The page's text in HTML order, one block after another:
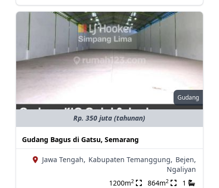
Gudang
Rp. 350 juta (tahunan)
Gudang Bagus di Gatsu, Semarang
Jawa Tengah, Kabupaten Temanggung, Bejen,
Ngaliyan
1200m2 864m2 1